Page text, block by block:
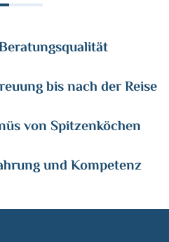
bis nach der Reise
von Spitzenköchen
und Kompetenz